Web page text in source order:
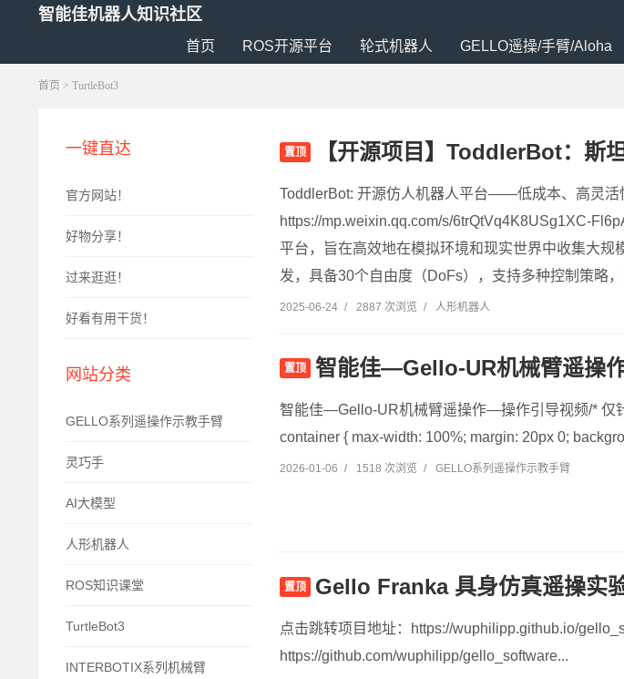
智能佳机器人知识社区
首页 ROS开源平台 轮式机器人 GELLO遥操/手臂/Aloha
首页 > TurtleBot3
一键直达
官方网站！
好物分享！
过来逛逛！
好看有用干货！
网站分类
GELLO系列遥操作示教手臂
灵巧手
AI大模型
人形机器人
ROS知识课堂
TurtleBot3
INTERBOTIX系列机械臂
置顶 【开源项目】ToddlerBot：斯
ToddlerBot: 开源仿人机器人平台——低成本、高灵活
https://mp.weixin.qq.com/s/6trQtVq4K8USg1XC-
平台，旨在高效地在模拟环境和现实世界中收集大
发，具备30个自由度（DoFs），支持多种控制策略
2025-06-24 / 2887 次浏览 / 人形机器人
置顶 智能佳—Gello-UR机械臂遥操
智能佳—Gello-UR机械臂遥操作—操作引导视频/* 仅
container { max-width: 100%; margin: 20px 0;
2026-01-06 / 1518 次浏览 / GELLO系列遥操作示教手臂
置顶 Gello Franka 具身仿真遥操实
点击跳转项目地址：https://wuphilipp.github.io/
https://github.com/wuphilipp/gello_software...